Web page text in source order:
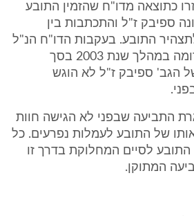
כתוצאה מדו"ח שהזמין התובע
ספיבק ז"ל והתכתבות בין
התובע. בעקבות הדו"ח הנ"ל
קטן סכום החוב המדומה במהלך שנת 2003 בסך
של הגב' ספיבק ז"ל לא הוגש
התביעה שבפני לא הגישה חוות
של התובע לעמלות נפרעים. כל
לסיים המחלוקת בדרך זו